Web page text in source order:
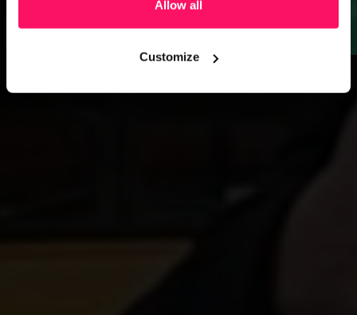
Allow all
Customize
Ga naar webinar